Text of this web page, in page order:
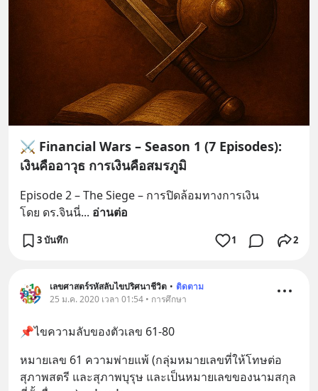
⚔️ Financial Wars – Season 1 (7 Episodes):
เงินคืออาวุธ การเงินคือสมรภูมิ
Episode 2 – The Siege – การปิดล้อมทางการเงิน
โดย ดร.จินนี่... อ่านต่อ
3 บันทึก 1 2
เลขศาสตร์รหัสลับไขปริศนาชีวิต • ติดตาม
25 ม.ค. 2020 เวลา 01:54 • การศึกษา
📌ไขความลับของตัวเลข 61-80
หมายเลข 61 ความพ่ายแพ้ (กลุ่มหมายเลขที่ให้โทษต่อ
สุภาพสตรี และสุภาพบุรุษ และเป็นหมายเลขของนามสกุล